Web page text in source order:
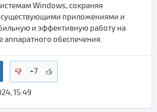
Windows, сохраняя
существующими приложениями и
и эффективную работу на
обеспечения.
+7
15:49